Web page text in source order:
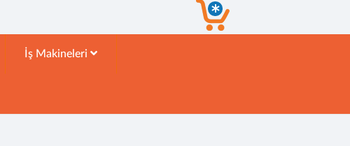
İş Makineleri